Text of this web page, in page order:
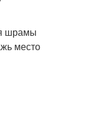
шрамы
место